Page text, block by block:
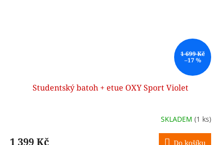
1 699 Kč
–17 %
Studentský batoh + etue OXY Sport Violet
SKLADEM (1 ks)
1 399 Kč Do košíku